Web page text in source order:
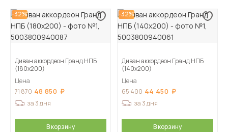
-32%
Диван аккордеон Гранд НПБ
(180х200)
Цена
71 870 48 850
за 3 дня
В корзину
-32%
Диван аккордеон Гранд НПБ
(140х200)
Цена
65 400 44 450
за 3 дня
В корзину